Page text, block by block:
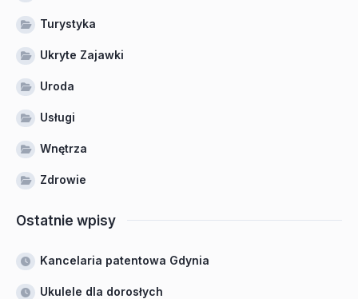
Turystyka
Ukryte Zajawki
Uroda
Usługi
Wnętrza
Zdrowie
Ostatnie wpisy
Kancelaria patentowa Gdynia
Ukulele dla dorosłych